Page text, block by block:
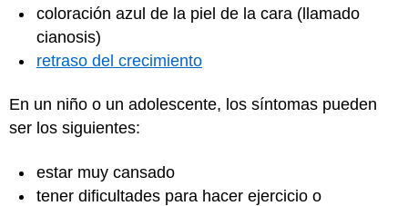
coloración azul de la piel de la cara (llamado
cianosis)
retraso del crecimiento
En un niño o un adolescente, los síntomas pueden
ser los siguientes:
estar muy cansado
tener dificultades para hacer ejercicio o